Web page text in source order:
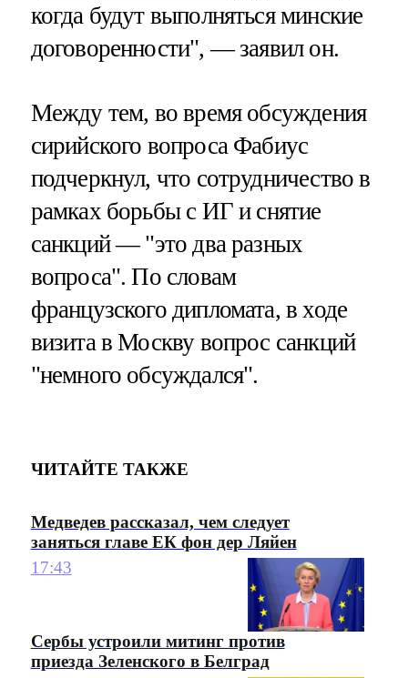
когда будут выполняться минские
договоренности", — заявил он.
Между тем, во время обсуждения
сирийского вопроса Фабиус
подчеркнул, что сотрудничество в
рамках борьбы с ИГ и снятие
санкций — "это два разных
вопроса". По словам
французского дипломата, в ходе
визита в Москву вопрос санкций
"немного обсуждался".
ЧИТАЙТЕ ТАКЖЕ
Медведев рассказал, чем следует
заняться главе ЕК фон дер Ляйен
17:43
Сербы устроили митинг против
приезда Зеленского в Белград